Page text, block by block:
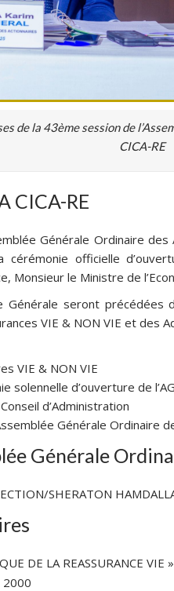
de la 43ème session de
CICA-RE
CICA-RE
Générale Ordinaire
officielle
Monsieur le Ministre de
Générale seront précédées
VIE & NON VIE et des
VIE & NON VIE
solennelle d’ouverture de
d’Administration
Générale Ordinaire
Générale
SHERATON
DE LA REASSURANCE VIE »
2000